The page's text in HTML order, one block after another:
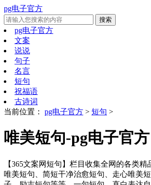
pg电子官方
pg电子官方
文案
说说
句子
名言
短句
祝福语
古诗词
当前位置：
pg电子官方 > 短句 >
唯美短句-pg电子官方
【365文案网短句】栏目收集全网的各类
唯美短句、简短干净治愈短句、走心唯美